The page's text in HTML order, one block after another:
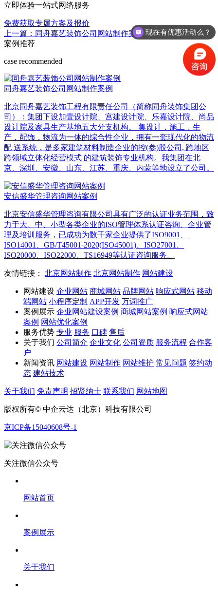
立即体验一站式网络服务
免费获取专属方案及报价
上一篇：同舟嘉艺装饰公司网站制作案例 下一篇：暂无
案例推荐
case recommended
同舟嘉艺装饰公司网站制作案例
北京同舟嘉艺装饰工程有限责任公司（简称同舟装饰集团公
司）：集团下设加壹设计院、宫建设计院、乐嘉设计院、尚品
设计院及家具生产基地五大分支机构。 集设计，施工，生
产，配饰，物流为一体的综合性企业，拥有一套现代化的物流
配 送系统，是多家建筑材料制造企业的控(参)股公司, 跨地区
跨领域立体化经营模式 的建筑装饰专业机构。我集团在北
京、深圳、安徽、山东、江苏、重庆、内蒙等地设立了公司。
安信盛华管理咨询网站案例
北京安信盛华管理咨询有限公司具有广泛的认证业务范围，致
力于大、中、小型各类企业的ISO管理体系认证咨询、企业管
理及培训服务，已成功为数千家企业提供了ISO9001、
ISO14001、GB/T45001-2020(ISO45001)、ISO27001、
ISO20000、ISO22000、TS16949等认证咨询服务。
友情链接： 北京网站制作 北京网站制作 网站建设
网站建设 企业网站 商城网站 品牌网站 响应式网站 移动
端网站 小程序定制 APP开发 万词推广
案例展示 企业网站建设案例 商城网站案例 响应式网站
案例 网站优化案例
服务优势 专业 服务 口碑 售后
关于我们 公司简介 企业文化 公司资质 服务流程 合作客
户
新闻资讯 网站建设 网站制作 网站维护 常见问题 签约动
态 建站技术
关于我们 免责声明 招贤纳士 联系我们 网站地图
版权所有© 中企云达（北京）科技有限公司
京ICP备15040608号-1
关注微信公众号
现在有优惠活动么？
网站首页
案例展示
关于我们